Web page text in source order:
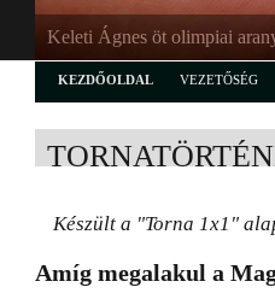
Keleti Ágnes öt olimpiai
KEZDŐOLDAL VEZETŐSÉG
Készült a "Torna 1x1"
Amíg megalakul a